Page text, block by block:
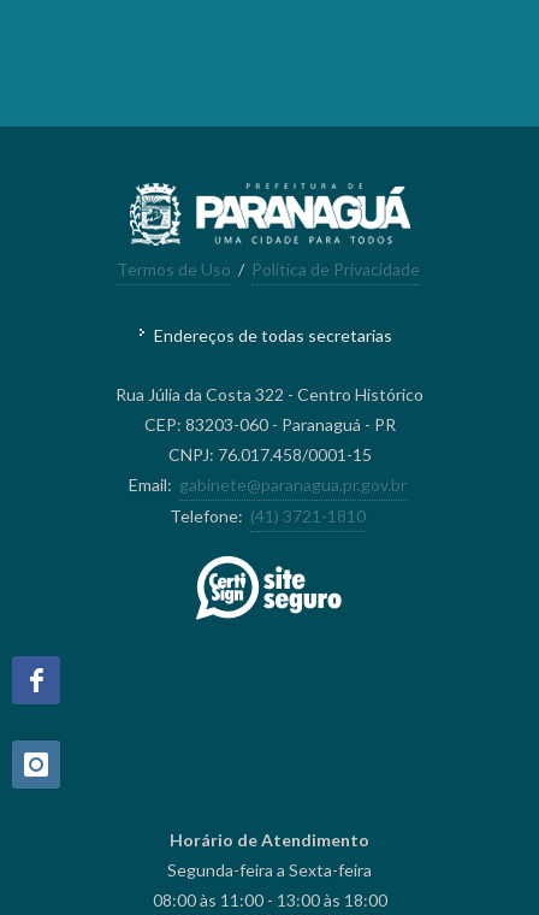
Termos de Uso / Política de Privacidade
Endereços de todas secretarias
Rua Júlia da Costa 322 - Centro Histórico
CEP: 83203-060 - Paranaguá - PR
CNPJ: 76.017.458/0001-15
Email: gabinete@paranagua.pr.gov.br
Telefone: (41) 3721-1810
Horário de Atendimento
Segunda-feira a Sexta-feira
08:00 às 11:00 - 13:00 às 18:00